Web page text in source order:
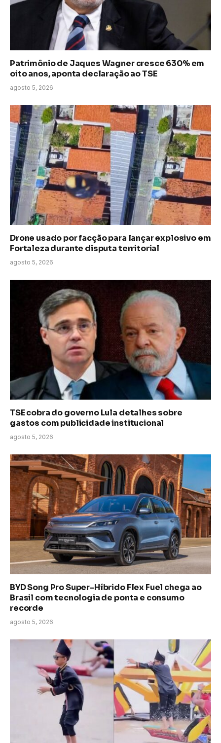
Patrimônio de Jaques Wagner cresce 630% em
oito anos, aponta declaração ao TSE
agosto 5, 2026
Drone usado por facção para lançar explosivo em
Fortaleza durante disputa territorial
agosto 5, 2026
TSE cobra do governo Lula detalhes sobre
gastos com publicidade institucional
agosto 5, 2026
BYD Song Pro Super-Híbrido Flex Fuel chega ao
Brasil com tecnologia de ponta e consumo
recorde
agosto 5, 2026